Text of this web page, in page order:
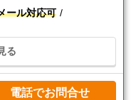
ール対応可
る
電話でお問合せ